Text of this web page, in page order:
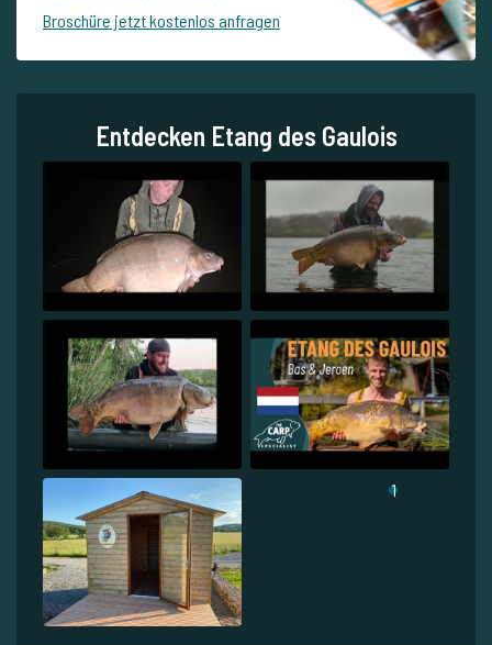
Broschüre jetzt kostenlos anfragen
Entdecken Etang des Gaulois
1